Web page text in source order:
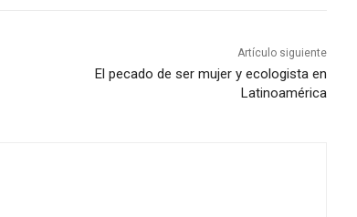
Artículo siguiente
El pecado de ser mujer y ecologista en
Latinoamérica